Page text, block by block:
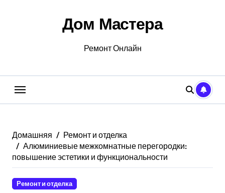
Дом Мастера
Ремонт Онлайн
Домашняя
Ремонт и отделка
Алюминиевые межкомнатные перегородки:
повышение эстетики и функциональности
Ремонт и отделка